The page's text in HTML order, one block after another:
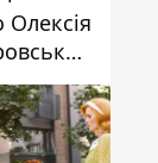
Олексія